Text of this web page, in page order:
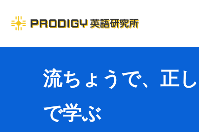
流ちょうで、正
で学ぶ